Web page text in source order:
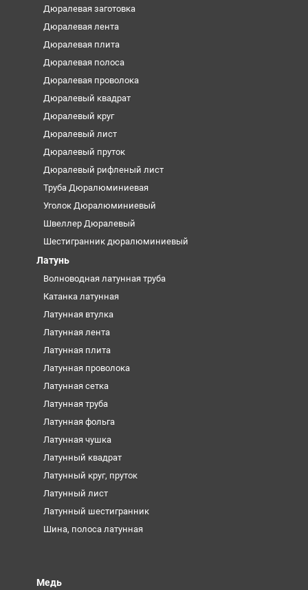
Дюралевая заготовка
Дюралевая лента
Дюралевая плита
Дюралевая полоса
Дюралевая проволока
Дюралевый квадрат
Дюралевый круг
Дюралевый лист
Дюралевый пруток
Дюралевый рифленый лист
Труба Дюралюминиевая
Уголок Дюралюминиевый
Швеллер Дюралевый
Шестигранник дюралюминиевый
Латунь
Волноводная латунная труба
Катанка латунная
Латунная втулка
Латунная лента
Латунная плита
Латунная проволока
Латунная сетка
Латунная труба
Латунная фольга
Латунная чушка
Латунный квадрат
Латунный круг, пруток
Латунный лист
Латунный шестигранник
Шина, полоса латунная
Медь